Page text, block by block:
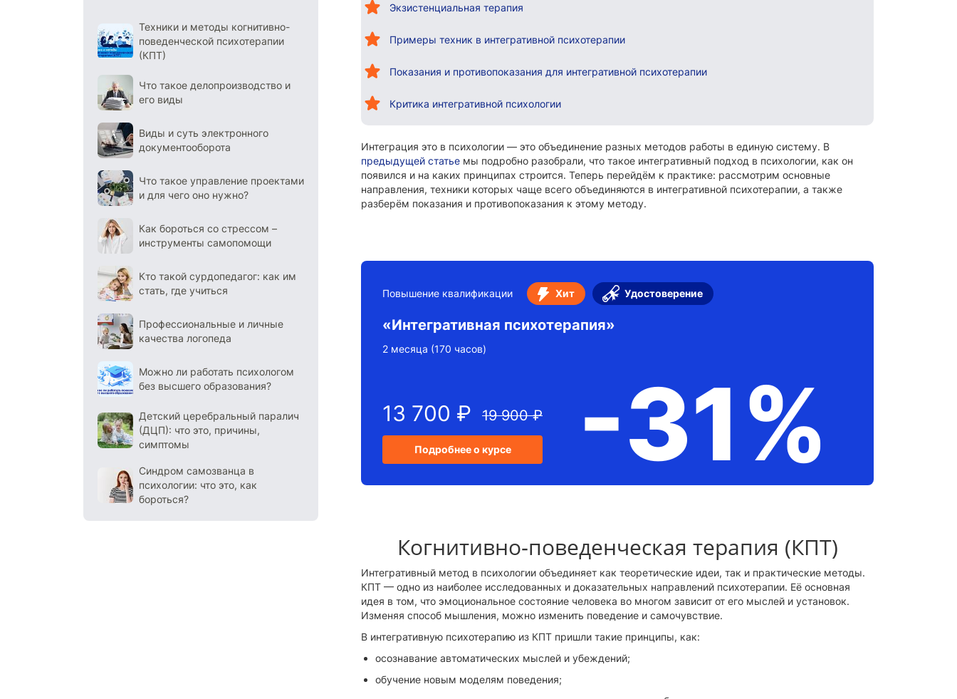
Техники и методы когнитивно-
поведенческой психотерапии
(КПТ)
Что такое делопроизводство и
его виды
Виды и суть электронного
документооборота
Что такое управление проектами
и для чего оно нужно?
Как бороться со стрессом –
инструменты самопомощи
Кто такой сурдопедагог: как им
стать, где учиться
Профессиональные и личные
качества логопеда
Можно ли работать психологом
без высшего образования?
Детский церебральный паралич
(ДЦП): что это, причины,
симптомы
Синдром самозванца в
психологии: что это, как
бороться?
Экзистенциальная терапия
Примеры техник в интегративной психотерапии
Показания и противопоказания для интегративной психотерапии
Критика интегративной психологии
Интеграция это в психологии — это объединение разных методов работы в единую систему. В
предыдущей статье мы подробно разобрали, что такое интегративный подход в психологии, как он
появился и на каких принципах строится. Теперь перейдём к практике: рассмотрим основные
направления, техники которых чаще всего объединяются в интегративной психотерапии, а также
разберём показания и противопоказания к этому методу.
Повышение квалификации Хит Удостоверение
«Интегративная психотерапия»
2 месяца (170 часов)
13 700 ₽ 19 900 ₽
Подробнее о курсе -31%
Когнитивно‑поведенческая терапия (КПТ)
Интегративный метод в психологии объединяет как теоретические идеи, так и практические методы.
КПТ — одно из наиболее исследованных и доказательных направлений психотерапии. Её основная
идея в том, что эмоциональное состояние человека во многом зависит от его мыслей и установок.
Изменяя способ мышления, можно изменить поведение и самочувствие.
В интегративную психотерапию из КПТ пришли такие принципы, как:
осознавание автоматических мыслей и убеждений;
обучение новым моделям поведения;